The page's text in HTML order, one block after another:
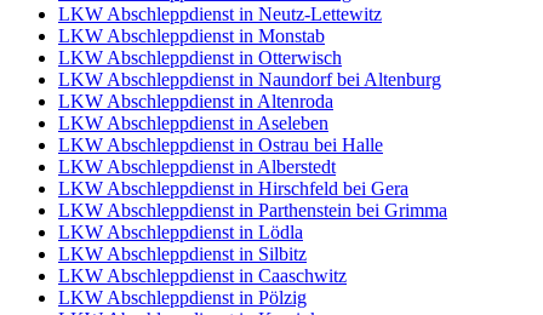
LKW Abschleppdienst in Neutz-Lettewitz
LKW Abschleppdienst in Monstab
LKW Abschleppdienst in Otterwisch
LKW Abschleppdienst in Naundorf bei Altenburg
LKW Abschleppdienst in Altenroda
LKW Abschleppdienst in Aseleben
LKW Abschleppdienst in Ostrau bei Halle
LKW Abschleppdienst in Alberstedt
LKW Abschleppdienst in Hirschfeld bei Gera
LKW Abschleppdienst in Parthenstein bei Grimma
LKW Abschleppdienst in Lödla
LKW Abschleppdienst in Silbitz
LKW Abschleppdienst in Caaschwitz
LKW Abschleppdienst in Pölzig